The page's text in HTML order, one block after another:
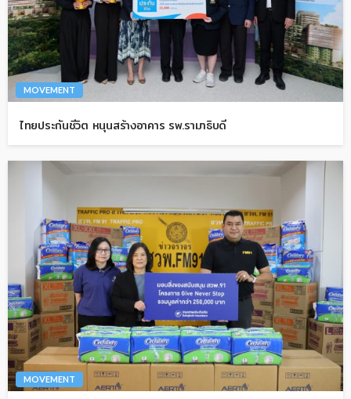
MOVEMENT
ไทยประกันชีวิต หนุนสร้างอาคาร รพ.รามาธิบดี
MOVEMENT